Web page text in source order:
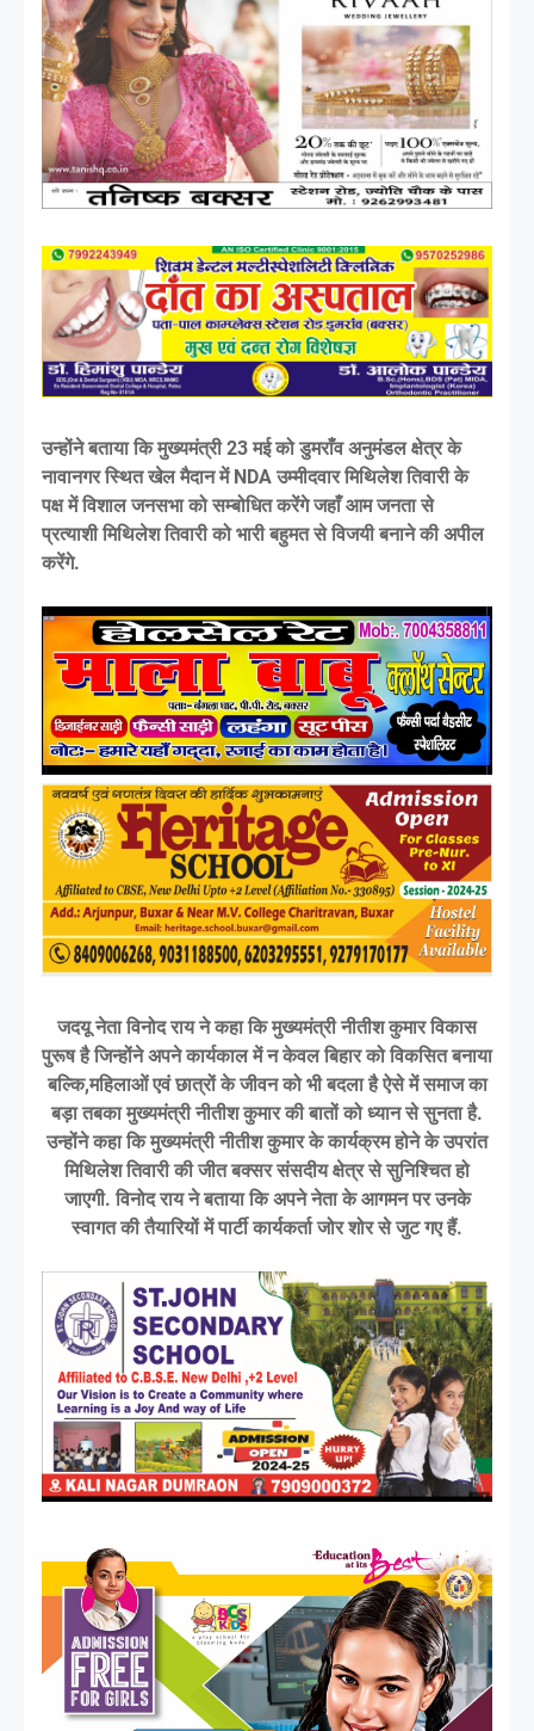
उन्होंने बताया कि मुख्यमंत्री 23 मई को डुमराँव अनुमंडल क्षेत्र के
नावानगर स्थित खेल मैदान में NDA उम्मीदवार मिथिलेश तिवारी के
पक्ष में विशाल जनसभा को सम्बोधित करेंगे जहाँ आम जनता से
प्रत्याशी मिथिलेश तिवारी को भारी बहुमत से विजयी बनाने की अपील
करेंगे.
जदयू नेता विनोद राय ने कहा कि मुख्यमंत्री नीतीश कुमार विकास
पुरूष है जिन्होंने अपने कार्यकाल में न केवल बिहार को विकसित बनाया
बल्कि,महिलाओं एवं छात्रों के जीवन को भी बदला है ऐसे में समाज का
बड़ा तबका मुख्यमंत्री नीतीश कुमार की बातों को ध्यान से सुनता है.
उन्होंने कहा कि मुख्यमंत्री नीतीश कुमार के कार्यक्रम होने के उपरांत
मिथिलेश तिवारी की जीत बक्सर संसदीय क्षेत्र से सुनिश्चित हो
जाएगी. विनोद राय ने बताया कि अपने नेता के आगमन पर उनके
स्वागत की तैयारियों में पार्टी कार्यकर्ता जोर शोर से जुट गए हैं.